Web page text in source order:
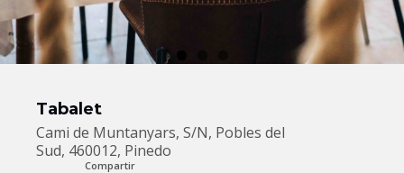
Tabalet
Cami de Muntanyars, S/N, Pobles del
Sud, 460012, Pinedo
Compartir